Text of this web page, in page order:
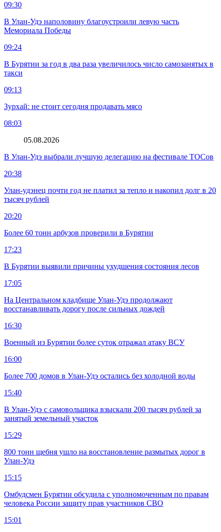
09:30
В Улан-Удэ наполовину благоустроили левую часть
Мемориала Победы
09:24
В Бурятии за год в два раза увеличилось число самозанятых в
такси
09:13
Зурхай: не стоит сегодня продавать мясо
08:03
05.08.2026
В Улан-Удэ выбрали лучшую делегацию на фестивале ТОСов
20:38
Улан-удэнец почти год не платил за тепло и накопил долг в 20
тысяч рублей
20:20
Более 60 тонн арбузов проверили в Бурятии
17:23
В Бурятии выявили причины ухудшения состояния лесов
17:05
На Центральном кладбище Улан-Удэ продолжают
восстанавливать дорогу после сильных дождей
16:30
Военный из Бурятии более суток отражал атаку ВСУ
16:00
Более 700 домов в Улан-Удэ остались без холодной воды
15:40
В Улан-Удэ с самовольщика взыскали 200 тысяч рублей за
занятый земельный участок
15:29
800 тонн щебня ушло на восстановление размытых дорог в
Улан-Удэ
15:15
Омбудсмен Бурятии обсудила с уполномоченным по правам
человека России защиту прав участников СВО
15:01